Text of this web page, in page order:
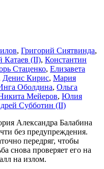
, Григорий Сиятвинда,
(II), Константин
Стаценко, Елизавета
Денис Кирис, Мария
Оболдина, Ольга
Мейеров, Юлия
Субботин (II)
Александра Балабина
без предупреждения.
передряг, чтобы
снова проверяет его на
на излом.